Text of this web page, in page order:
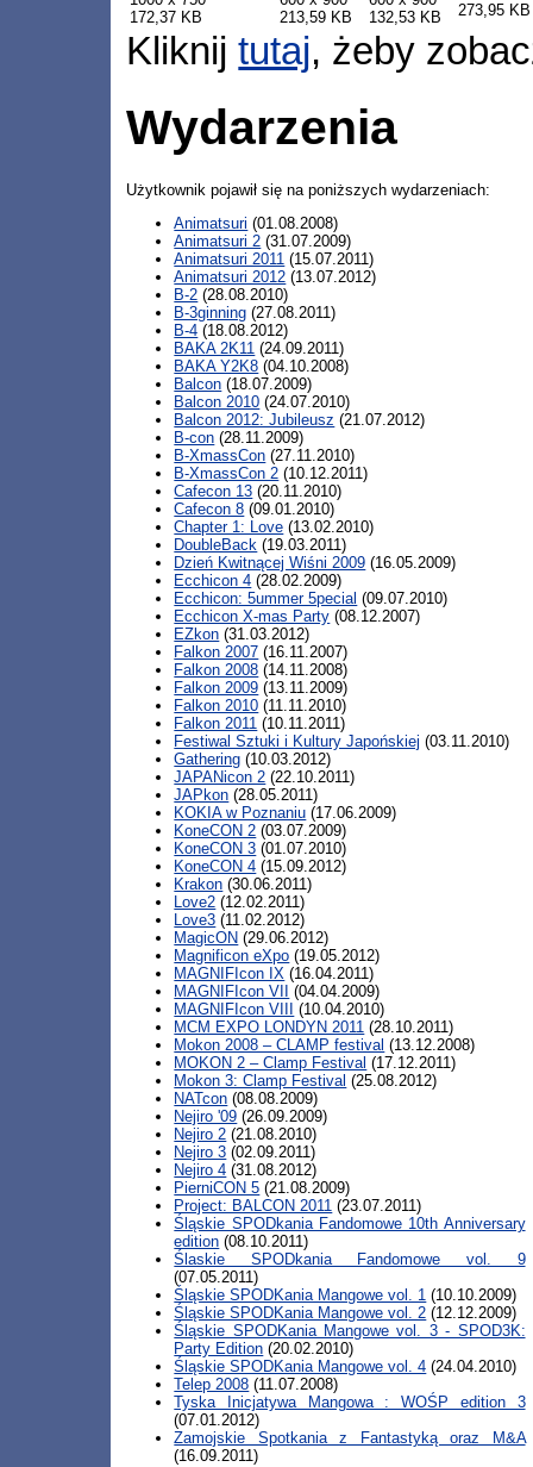
172,37 KB
213,59 KB
132,53 KB
273,95 KB
Kliknijtutaj, żeby
Wydarzenia
Użytkownik pojawił się na poniższych wydarzeniach:
Animatsuri (01.08.2008)
Animatsuri 2 (31.07.2009)
Animatsuri 2011 (15.07.2011)
Animatsuri 2012 (13.07.2012)
B-2 (28.08.2010)
B-3ginning (27.08.2011)
B-4 (18.08.2012)
BAKA 2K11 (24.09.2011)
BAKA Y2K8 (04.10.2008)
Balcon (18.07.2009)
Balcon 2010 (24.07.2010)
Balcon 2012: Jubileusz (21.07.2012)
B-con (28.11.2009)
B-XmassCon (27.11.2010)
B-XmassCon 2 (10.12.2011)
Cafecon 13 (20.11.2010)
Cafecon 8 (09.01.2010)
Chapter 1: Love (13.02.2010)
DoubleBack (19.03.2011)
Dzień Kwitnącej Wiśni 2009 (16.05.2009)
Ecchicon 4 (28.02.2009)
Ecchicon: 5ummer 5pecial (09.07.2010)
Ecchicon X-mas Party (08.12.2007)
EZkon (31.03.2012)
Falkon 2007 (16.11.2007)
Falkon 2008 (14.11.2008)
Falkon 2009 (13.11.2009)
Falkon 2010 (11.11.2010)
Falkon 2011 (10.11.2011)
Festiwal Sztuki i Kultury Japońskiej (03.11.2010)
Gathering (10.03.2012)
JAPANicon 2 (22.10.2011)
JAPkon (28.05.2011)
KOKIA w Poznaniu (17.06.2009)
KoneCON 2 (03.07.2009)
KoneCON 3 (01.07.2010)
KoneCON 4 (15.09.2012)
Krakon (30.06.2011)
Love2 (12.02.2011)
Love3 (11.02.2012)
MagicON (29.06.2012)
Magnificon eXpo (19.05.2012)
MAGNIFIcon IX (16.04.2011)
MAGNIFIcon VII
(04.04.2009)
MAGNIFIcon VIII
(10.04.2010)
MCM EXPO LONDYN 2011 (28.10.2011)
Mokon 2008 – CLAMP festival (13.12.2008)
MOKON 2 – Clamp Festival (17.12.2011)
Mokon 3: Clamp Festival (25.08.2012)
NATcon (08.08.2009)
Nejiro '09 (26.09.2009)
Nejiro 2 (21.08.2010)
Nejiro 3 (02.09.2011)
Nejiro 4 (31.08.2012)
PierniCON 5 (21.08.2009)
Project: BALCON 2011 (23.07.2011)
Śląskie SPODkania Fandomowe 10th Anniversary
edition (08.10.2011)
Ślaskie SPODkania Fandomowe vol. 9
(07.05.2011)
Śląskie SPODKania Mangowe vol. 1 (10.10.2009)
Śląskie SPODKania Mangowe vol. 2 (12.12.2009)
Śląskie SPODKania Mangowe vol. 3 - SPOD3K:
Party Edition (20.02.2010)
Śląskie SPODKania Mangowe vol. 4 (24.04.2010)
Telep 2008 (11.07.2008)
Tyska Inicjatywa Mangowa : WOŚP edition 3
(07.01.2012)
Zamojskie Spotkania z Fantastyką oraz M&A
(16.09.2011)